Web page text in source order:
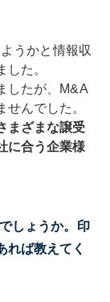
うかと情報収
た。
したが、M&A
んでした。
まざまな譲受
に合う企業様
しょうか。印
れば教えてく